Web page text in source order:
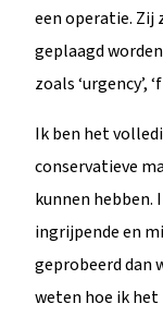
een operatie. Zij
geplaagd
zoals ‘urgency’,
Ik ben het
conservatieve
kunnen hebben.
ingrijpende en
geprobeerd dan
weten hoe ik